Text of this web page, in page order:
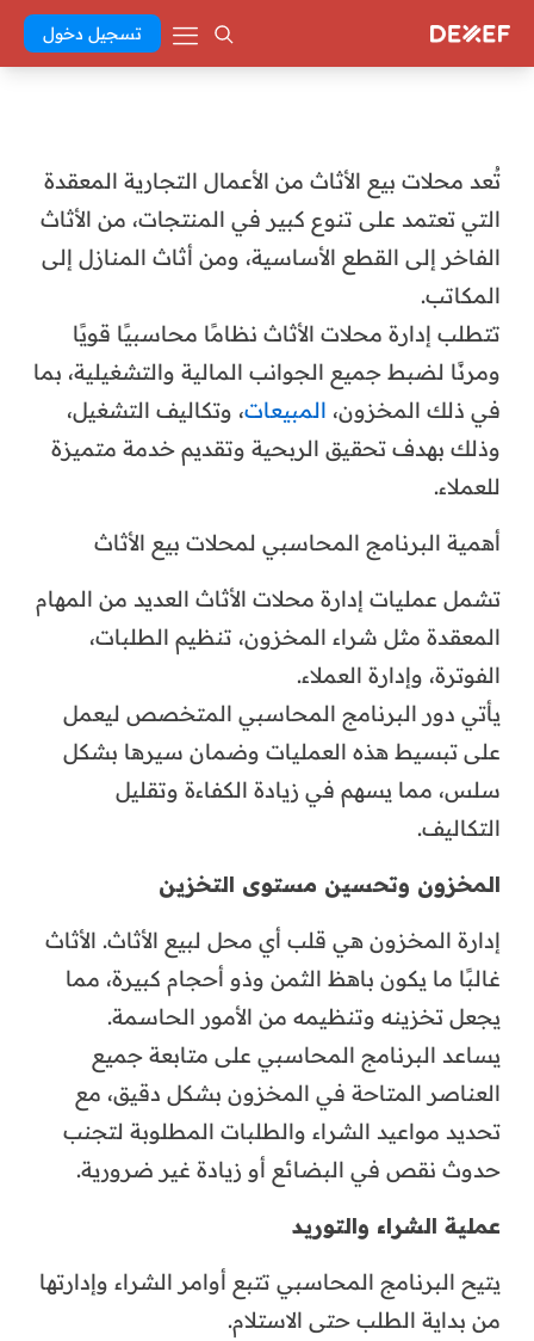
تسجيل دخول
تُعد محلات بيع الأثاث من الأعمال التجارية المعقدة
التي تعتمد على تنوع كبير في المنتجات، من الأثاث
الفاخر إلى القطع الأساسية، ومن أثاث المنازل إلى
المكاتب.
تتطلب إدارة محلات الأثاث نظامًا محاسبيًا قويًا
ومرنًا لضبط جميع الجوانب المالية والتشغيلية، بما
في ذلك المخزون، المبيعات، وتكاليف التشغيل،
وذلك بهدف تحقيق الربحية وتقديم خدمة متميزة
للعملاء.
أهمية البرنامج المحاسبي لمحلات بيع الأثاث
تشمل عمليات إدارة محلات الأثاث العديد من المهام
المعقدة مثل شراء المخزون، تنظيم الطلبات،
الفوترة، وإدارة العملاء.
يأتي دور البرنامج المحاسبي المتخصص ليعمل
على تبسيط هذه العمليات وضمان سيرها بشكل
سلس، مما يسهم في زيادة الكفاءة وتقليل
التكاليف.
المخزون وتحسين مستوى التخزين
إدارة المخزون هي قلب أي محل لبيع الأثاث. الأثاث
غالبًا ما يكون باهظ الثمن وذو أحجام كبيرة، مما
يجعل تخزينه وتنظيمه من الأمور الحاسمة.
يساعد البرنامج المحاسبي على متابعة جميع
العناصر المتاحة في المخزون بشكل دقيق، مع
تحديد مواعيد الشراء والطلبات المطلوبة لتجنب
حدوث نقص في البضائع أو زيادة غير ضرورية.
عملية الشراء والتوريد
يتيح البرنامج المحاسبي تتبع أوامر الشراء وإدارتها
من بداية الطلب حتى الاستلام.